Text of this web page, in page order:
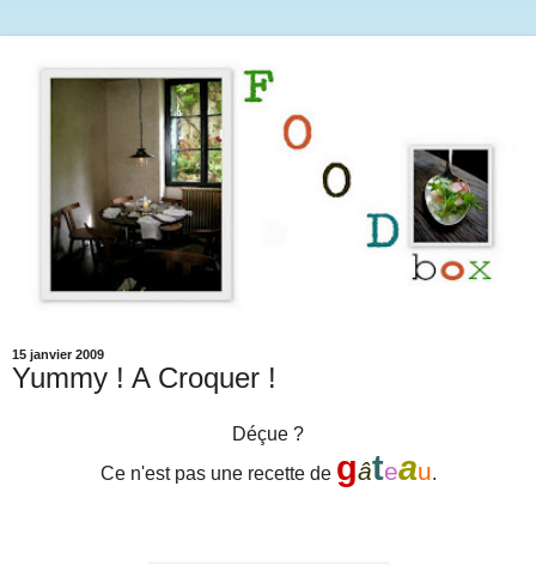
15 janvier 2009
Yummy ! A Croquer !
Déçue ?
Ce n'est pas une recette de gâteau.